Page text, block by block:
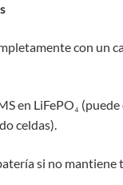
con un
en LiFePO₄
celdas).
si no mantiene